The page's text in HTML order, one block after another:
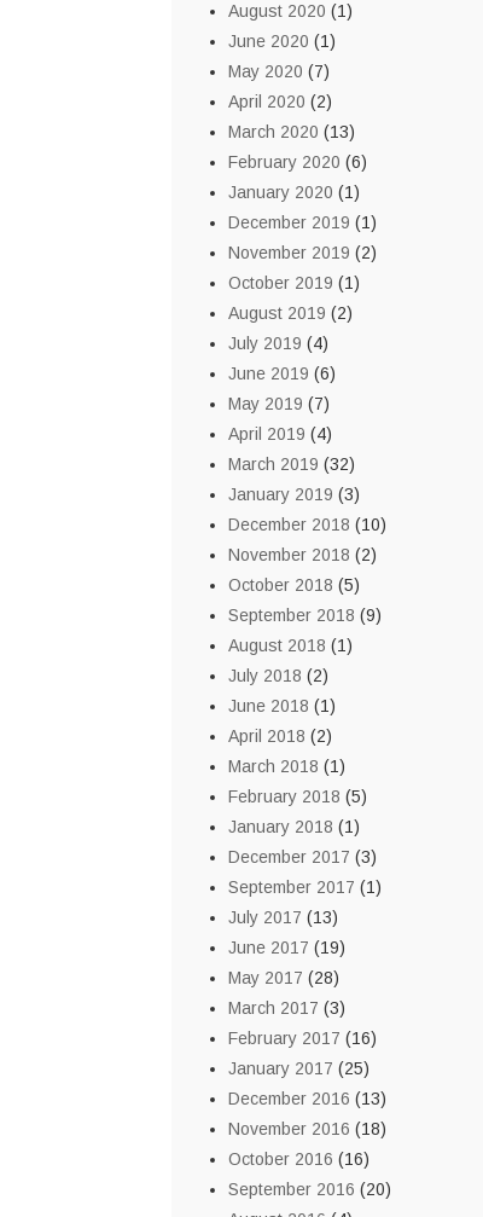
August 2020 (1)
June 2020 (1)
May 2020 (7)
April 2020 (2)
March 2020 (13)
February 2020 (6)
January 2020 (1)
December 2019 (1)
November 2019 (2)
October 2019 (1)
August 2019 (2)
July 2019 (4)
June 2019 (6)
May 2019 (7)
April 2019 (4)
March 2019 (32)
January 2019 (3)
December 2018 (10)
November 2018 (2)
October 2018 (5)
September 2018 (9)
August 2018 (1)
July 2018 (2)
June 2018 (1)
April 2018 (2)
March 2018 (1)
February 2018 (5)
January 2018 (1)
December 2017 (3)
September 2017 (1)
July 2017 (13)
June 2017 (19)
May 2017 (28)
March 2017 (3)
February 2017 (16)
January 2017 (25)
December 2016 (13)
November 2016 (18)
October 2016 (16)
September 2016 (20)